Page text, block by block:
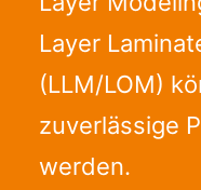
Layer
(LLM/LOM)
zuverlässige
werden.